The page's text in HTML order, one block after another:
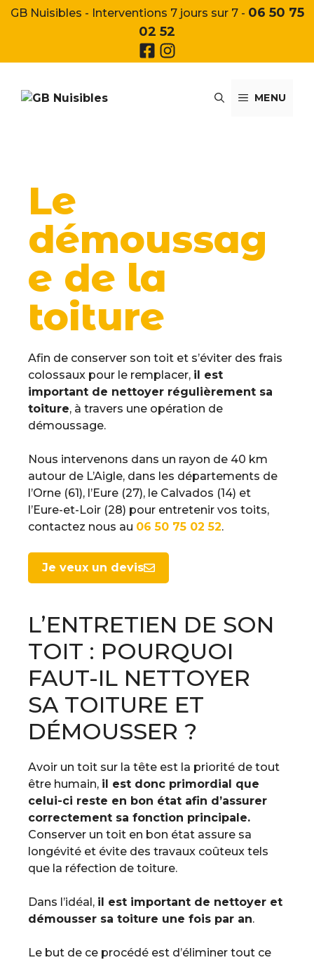
Aller
GB Nuisibles - Interventions 7 jours sur 7 - 06 50 75
02 52
MENU
Le
démoussag
e de la
toiture
Afin de conserver son toit et s’éviter des frais
colossaux pour le remplacer, il est
important de nettoyer régulièrement sa
toiture, à travers une opération de
démoussage.
Nous intervenons dans un rayon de 40 km
autour de L’Aigle, dans les départements de
l’Orne (61), l’Eure (27), le Calvados (14) et
l’Eure-et-Loir (28) pour entretenir vos toits,
contactez nous au 06 50 75 02 52.
Je veux un devis
L’ENTRETIEN DE SON
TOIT : POURQUOI
FAUT-IL NETTOYER
SA TOITURE ET
DÉMOUSSER ?
Avoir un toit sur la tête est la priorité de tout
être humain, il est donc primordial que
celui-ci reste en bon état afin d’assurer
correctement sa fonction principale.
Conserver un toit en bon état assure sa
longévité et évite des travaux coûteux tels
que la réfection de toiture.
Dans l’idéal, il est important de nettoyer et
démousser sa toiture une fois par an.
Le but de ce procédé est d’éliminer tout ce